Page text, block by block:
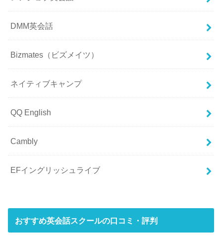
DMM英会話
Bizmates（ビズメイツ）
ネイティブキャンプ
QQ English
Cambly
EFイングリッシュライブ
おすすめ英会話スクールの口コミ・評判